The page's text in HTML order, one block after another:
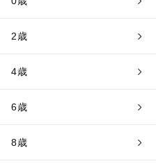
2歳
4歳
6歳
8歳